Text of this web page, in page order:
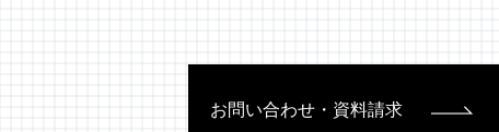
お問い合わせ・資料請求